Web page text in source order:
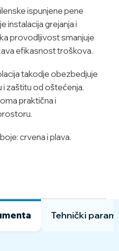
ispunjene pene
instalacija grejanja i
provodljivost smanjuje
efikasnost troškova.
takodje obezbedjuje
zaštitu od oštećenja.
praktična i
crvena i plava.
Tehnički